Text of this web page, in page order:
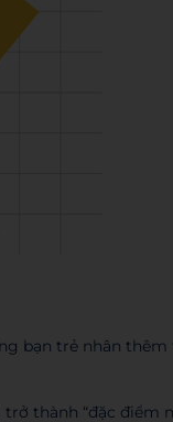
bạn trẻ nhân
thành “đặc điểm